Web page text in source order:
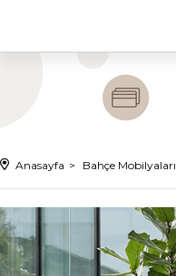
Anasayfa Bahçe Mobilyaları